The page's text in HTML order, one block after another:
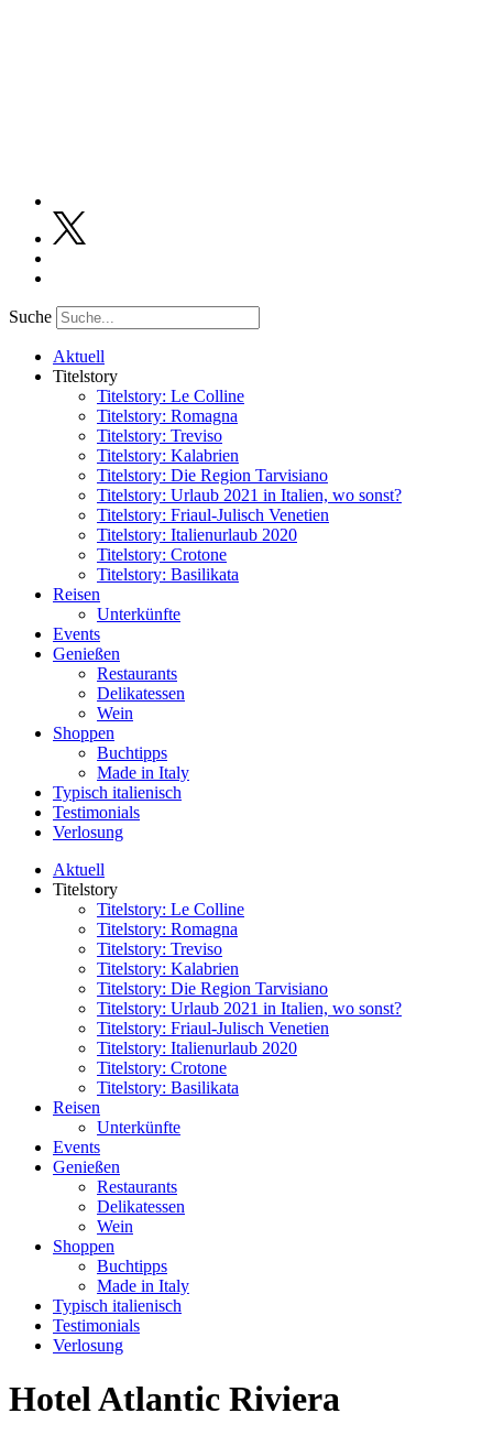
Suche
Aktuell
Titelstory
Titelstory: Le Colline
Titelstory: Romagna
Titelstory: Treviso
Titelstory: Kalabrien
Titelstory: Die Region Tarvisiano
Titelstory: Urlaub 2021 in Italien, wo sonst?
Titelstory: Friaul-Julisch Venetien
Titelstory: Italienurlaub 2020
Titelstory: Crotone
Titelstory: Basilikata
Reisen
Unterkünfte
Events
Genießen
Restaurants
Delikatessen
Wein
Shoppen
Buchtipps
Made in Italy
Typisch italienisch
Testimonials
Verlosung
Aktuell
Titelstory
Titelstory: Le Colline
Titelstory: Romagna
Titelstory: Treviso
Titelstory: Kalabrien
Titelstory: Die Region Tarvisiano
Titelstory: Urlaub 2021 in Italien, wo sonst?
Titelstory: Friaul-Julisch Venetien
Titelstory: Italienurlaub 2020
Titelstory: Crotone
Titelstory: Basilikata
Reisen
Unterkünfte
Events
Genießen
Restaurants
Delikatessen
Wein
Shoppen
Buchtipps
Made in Italy
Typisch italienisch
Testimonials
Verlosung
Hotel Atlantic Riviera